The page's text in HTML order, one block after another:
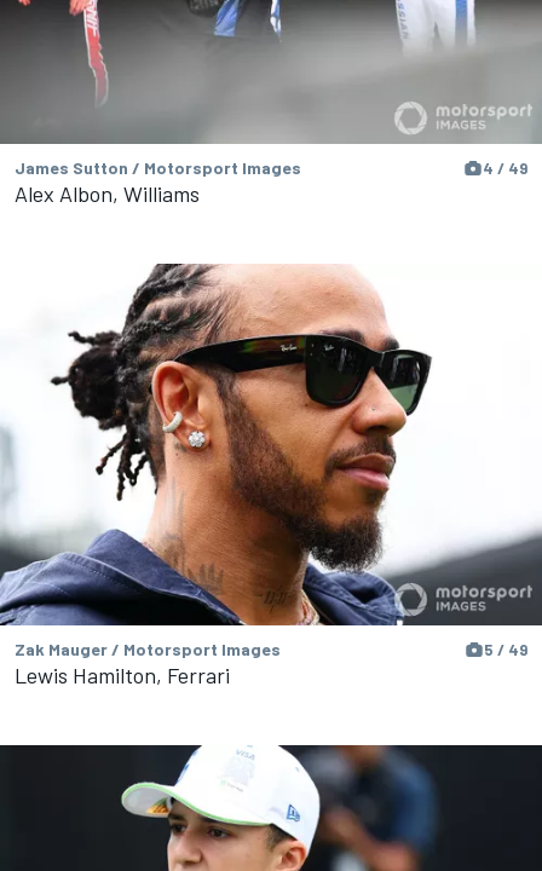
James Sutton / Motorsport Images 4 / 49
Alex Albon, Williams
Zak Mauger / Motorsport Images 5 / 49
Lewis Hamilton, Ferrari